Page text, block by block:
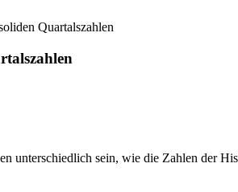
Quartalszahlen
sein, wie die Zahlen der